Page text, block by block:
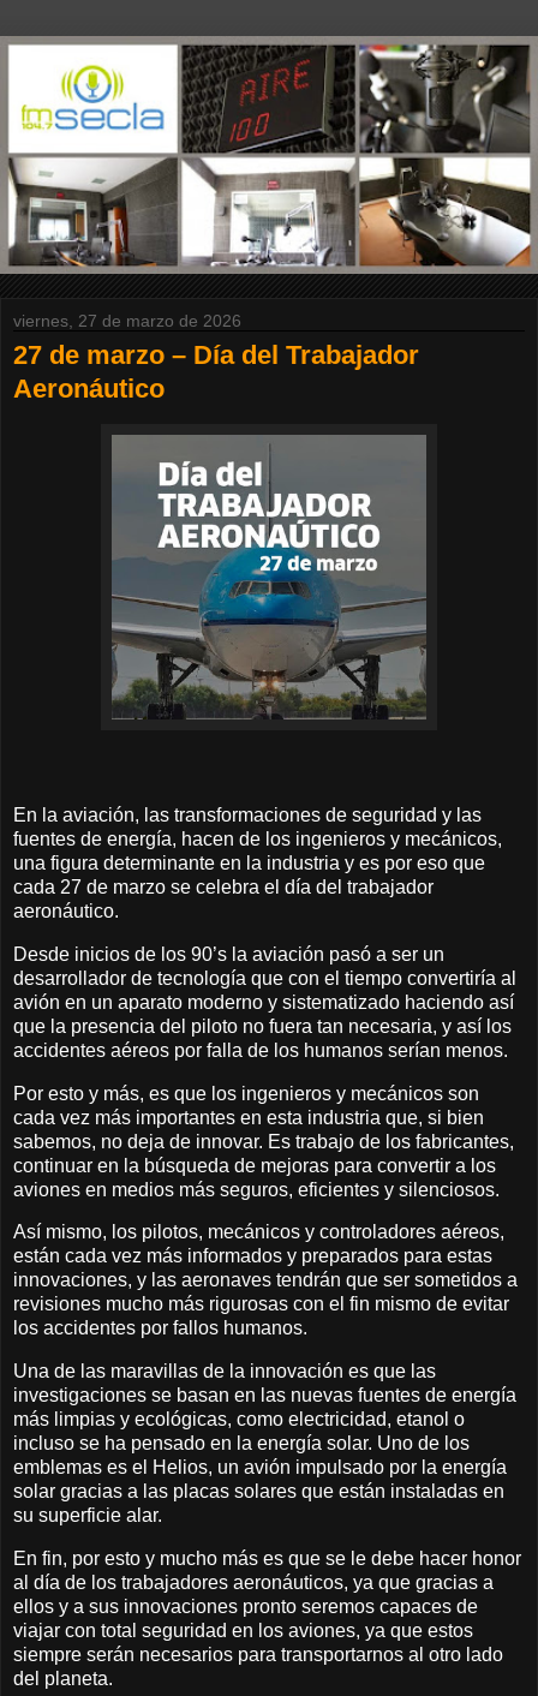
viernes, 27 de marzo de 2026
27 de marzo – Día del Trabajador
Aeronáutico
En la aviación, las transformaciones de seguridad y las
fuentes de energía, hacen de los ingenieros y mecánicos,
una figura determinante en la industria y es por eso que
cada 27 de marzo se celebra el día del trabajador
aeronáutico.
Desde inicios de los 90’s la aviación pasó a ser un
desarrollador de tecnología que con el tiempo convertiría al
avión en un aparato moderno y sistematizado haciendo así
que la presencia del piloto no fuera tan necesaria, y así los
accidentes aéreos por falla de los humanos serían menos.
Por esto y más, es que los ingenieros y mecánicos son
cada vez más importantes en esta industria que, si bien
sabemos, no deja de innovar. Es trabajo de los fabricantes,
continuar en la búsqueda de mejoras para convertir a los
aviones en medios más seguros, eficientes y silenciosos.
Así mismo, los pilotos, mecánicos y controladores aéreos,
están cada vez más informados y preparados para estas
innovaciones, y las aeronaves tendrán que ser sometidos a
revisiones mucho más rigurosas con el fin mismo de evitar
los accidentes por fallos humanos.
Una de las maravillas de la innovación es que las
investigaciones se basan en las nuevas fuentes de energía
más limpias y ecológicas, como electricidad, etanol o
incluso se ha pensado en la energía solar. Uno de los
emblemas es el Helios, un avión impulsado por la energía
solar gracias a las placas solares que están instaladas en
su superficie alar.
En fin, por esto y mucho más es que se le debe hacer honor
al día de los trabajadores aeronáuticos, ya que gracias a
ellos y a sus innovaciones pronto seremos capaces de
viajar con total seguridad en los aviones, ya que estos
siempre serán necesarios para transportarnos al otro lado
del planeta.